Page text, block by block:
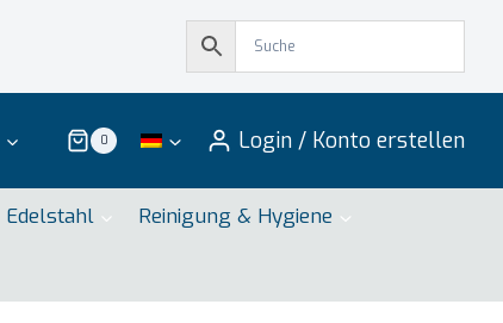
0 Login / Konto erstellen
Edelstahl Reinigung & Hygiene